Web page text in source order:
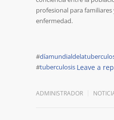
profesional para
enfermedad.
#
#tuberculosis Leave a
ADMINISTRADOR